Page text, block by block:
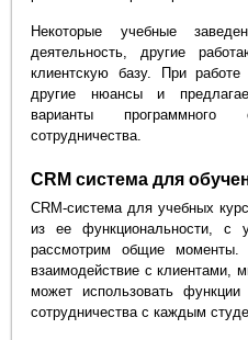
Некоторые учебные
деятельность, другие
клиентскую базу. При
другие нюансы и
варианты
сотрудничества.
CRM система для
CRM-система для учебных
из ее функциональности, с
рассмотрим общие
взаимодействие с клиентами,
может использовать
сотрудничества с каждым